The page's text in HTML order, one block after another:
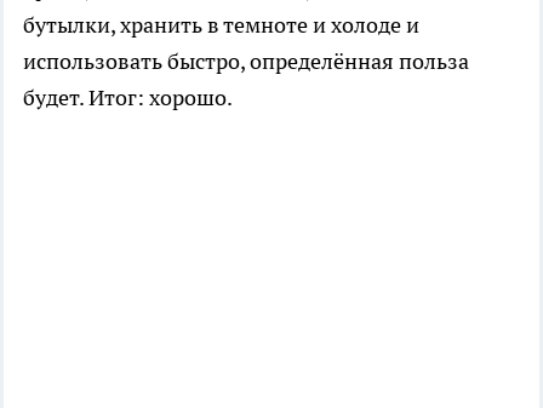
бутылки, хранить в темноте и холоде и
использовать быстро, определённая польза
будет. Итог: хорошо.